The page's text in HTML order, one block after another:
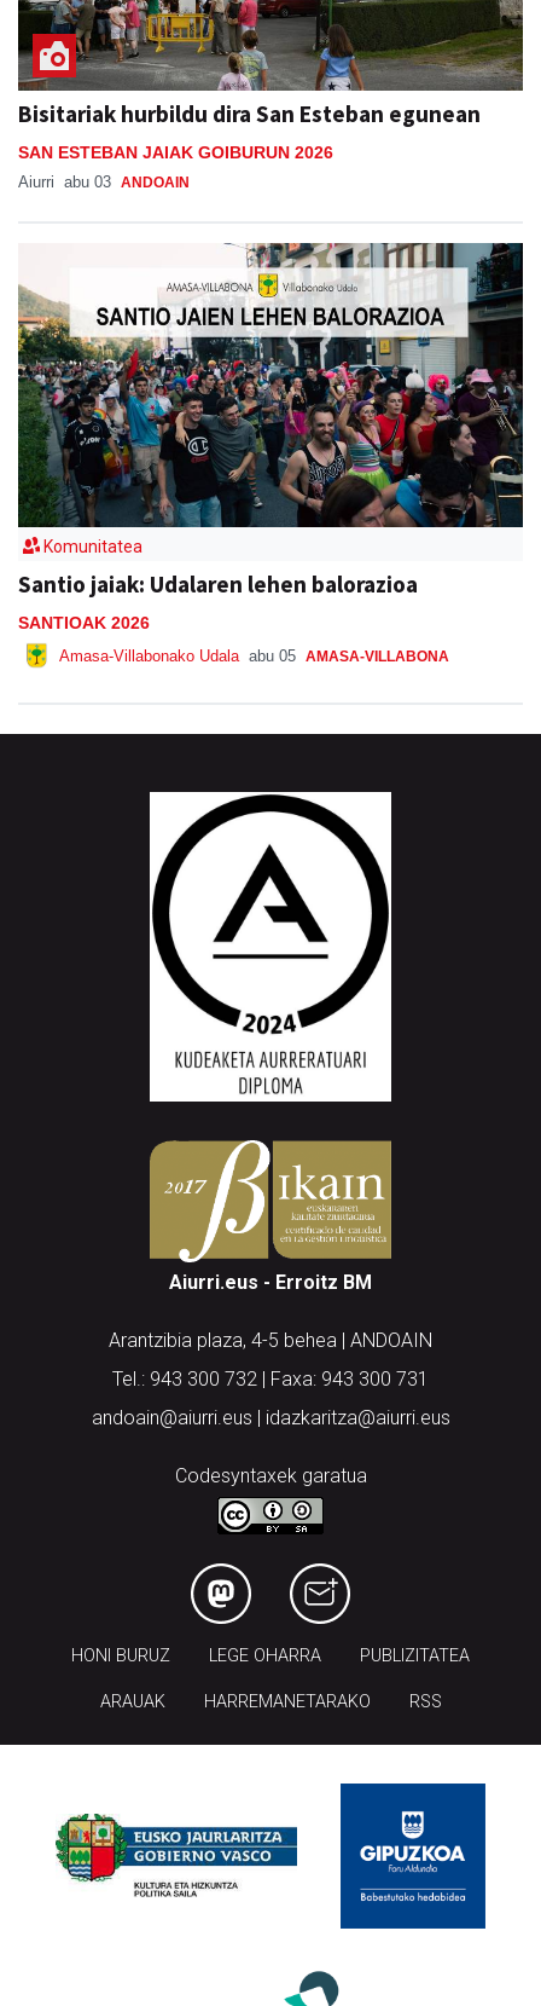
Bisitariak hurbildu dira San Esteban egunean
SAN ESTEBAN JAIAK GOIBURUN 2026
Aiurri abu 03 ANDOAIN
Komunitatea
Santio jaiak: Udalaren lehen balorazioa
SANTIOAK 2026
Amasa-Villabonako Udala abu 05 AMASA-VILLABONA
Aiurri.eus - Erroitz BM
Arantzibia plaza, 4-5 behea | ANDOAIN
Tel.: 943 300 732 | Faxa: 943 300 731
andoain@aiurri.eus | idazkaritza@aiurri.eus
Codesyntaxek garatua
HONI BURUZ LEGE OHARRA PUBLIZITATEA
ARAUAK HARREMANETARAKO RSS